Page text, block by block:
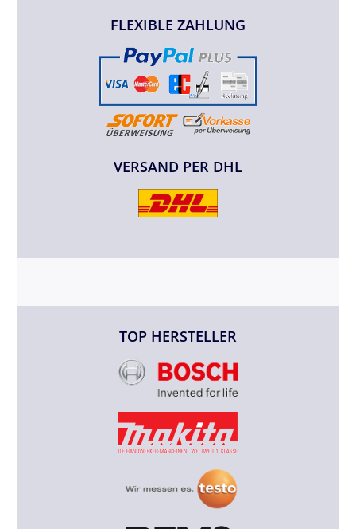
FLEXIBLE ZAHLUNG
VERSAND PER DHL
TOP HERSTELLER